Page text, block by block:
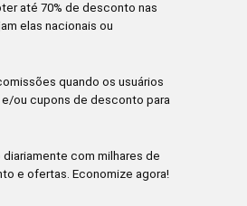
até 70% de desconto nas
elas nacionais ou
quando os usuários
e/ou cupons de desconto para
com milhares de
e ofertas. Economize agora!